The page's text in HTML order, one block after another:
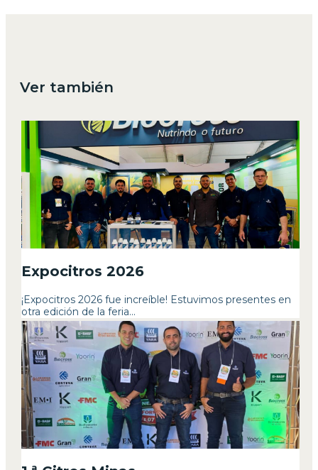
Ver también
Expocitros 2026
¡Expocitros 2026 fue increíble! Estuvimos presentes en
otra edición de la feria...